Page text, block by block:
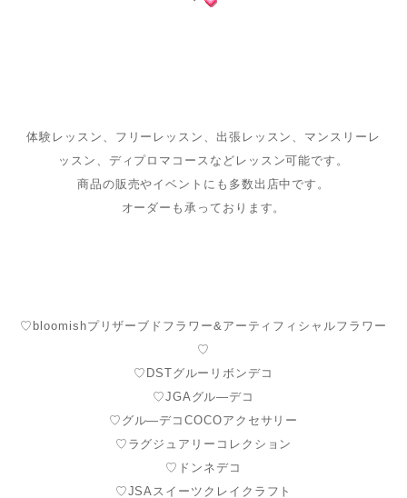
体験レッスン、フリーレッスン、出張レッスン、マンスリーレ
ッスン、ディプロマコースなどレッスン可能です。
商品の販売やイベントにも多数出店中です。
オーダーも承っております。
♡bloomishプリザーブドフラワー&アーティフィシャルフラワー
♡
♡DSTグルーリボンデコ
♡JGAグル―デコ
♡グル―デコCOCOアクセサリー
♡ラグジュアリーコレクション
♡ドンネデコ
♡JSAスイーツクレイクラフト